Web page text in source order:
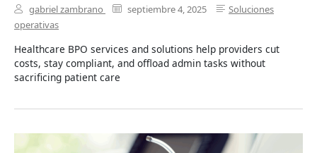
gabriel zambrano septiembre 4, 2025
Soluciones
operativas
Healthcare BPO services and solutions help providers cut
costs, stay compliant, and offload admin tasks without
sacrificing patient care